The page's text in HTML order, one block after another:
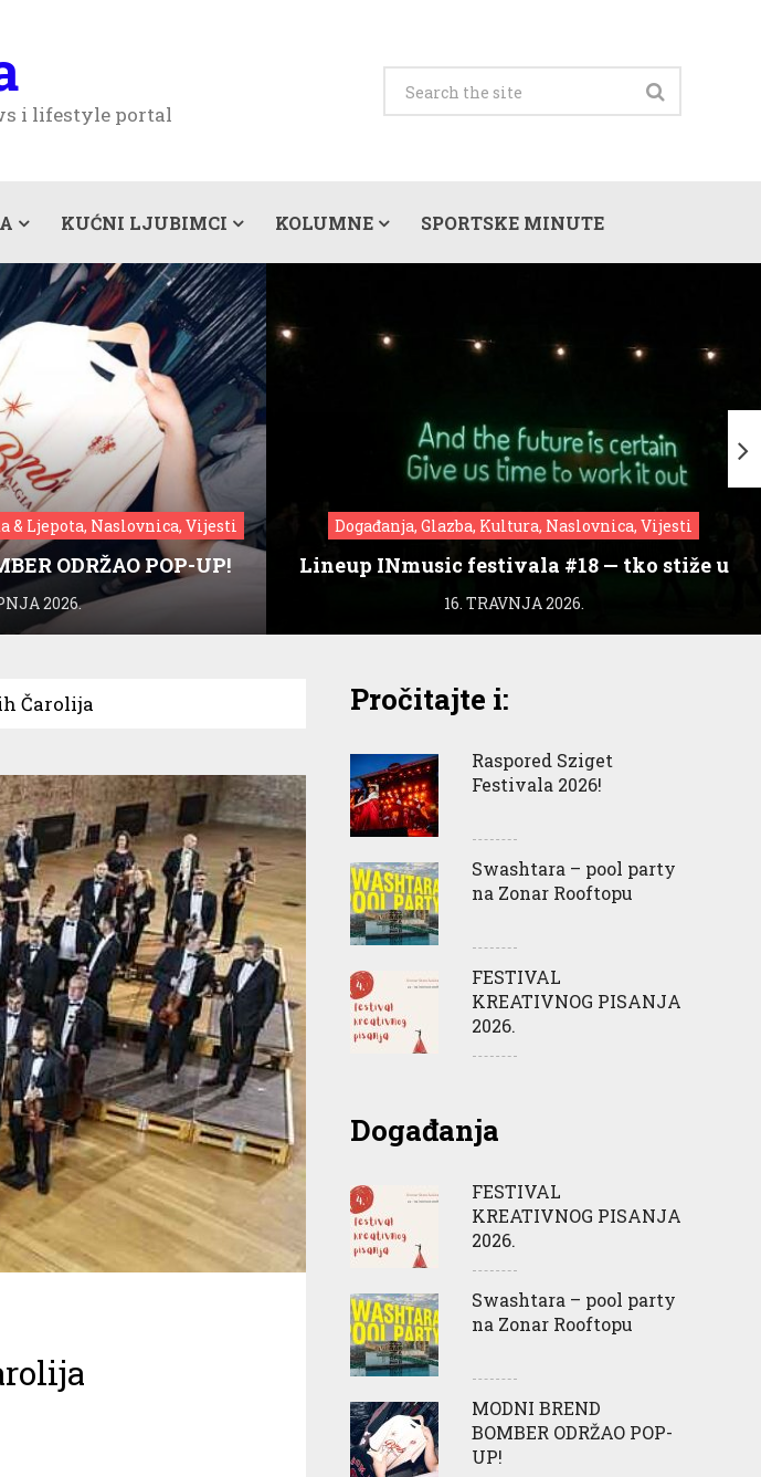
i lifestyle portal
KUĆNI LJUBIMCI KOLUMNE SPORTSKE MINUTE
& Ljepota, Naslovnica, Vijesti
ODRŽAO POP-UP!
2026.
Događanja, Glazba, Kultura, Naslovnica, Vijesti
Lineup INmusic festivala #18 — tko stiže u
Zagreb?
16. TRAVNJA 2026.
Čarolija Pročitajte i:
Raspored Sziget
Festivala 2026!
Swashtara – pool party
na Zonar Rooftopu
FESTIVAL
KREATIVNOG PISANJA
2026.
Događanja
FESTIVAL
KREATIVNOG PISANJA
2026.
Swashtara – pool party
na Zonar Rooftopu
MODNI BREND
BOMBER ODRŽAO POP-
UP!